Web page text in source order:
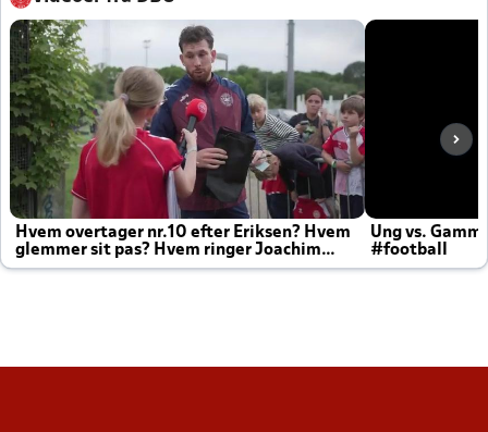
Hvem overtager nr.10 efter Eriksen? Hvem
glemmer sit pas? Hvem ringer Joachim
altid til efter kampe?
Ung vs.
#football